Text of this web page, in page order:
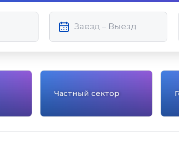
Частный сектор